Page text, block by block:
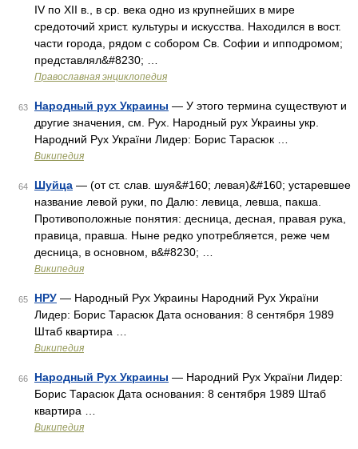
IV по XII в., в ср. века одно из крупнейших в мире
средоточий христ. культуры и искусства. Находился в вост.
части города, рядом с собором Св. Софии и ипподромом;
представлял&#8230; …
Православная энциклопедия
63 Народный рух Украины — У этого термина существуют и
другие значения, см. Рух. Народный рух Украины укр.
Народний Рух України Лидер: Борис Тарасюк …
Википедия
64 Шуйца — (от ст. слав. шуя&#160; левая)&#160; устаревшее
название левой руки, по Далю: левица, левша, пакша.
Противоположные понятия: десница, десная, правая рука,
правица, правша. Ныне редко употребляется, реже чем
десница, в основном, в&#8230; …
Википедия
65 НРУ — Народный Рух Украины Народний Рух України
Лидер: Борис Тарасюк Дата основания: 8 сентября 1989
Штаб квартира …
Википедия
66 Народный Рух Украины — Народний Рух України Лидер:
Борис Тарасюк Дата основания: 8 сентября 1989 Штаб
квартира …
Википедия